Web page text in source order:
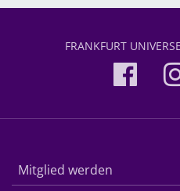
FRANKFURT
Mitglied werden